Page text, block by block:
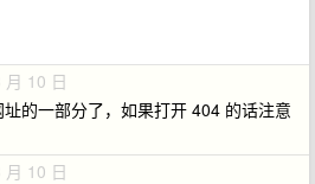
10 日
的一部分了，如果打开 404 的话注意
10 日